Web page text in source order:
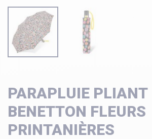
PARAPLUIE PLIANT
BENETTON FLEURS
PRINTANIÈRES